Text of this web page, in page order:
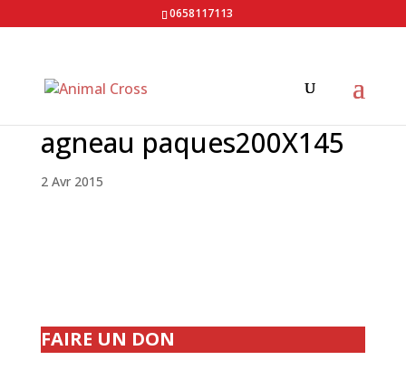
0658117113
agneau paques200X145
2 Avr 2015
FAIRE UN DON